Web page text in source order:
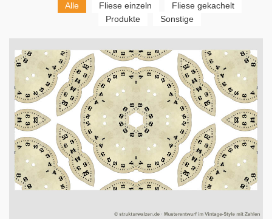
Alle Fliese einzeln
Fliese gekachelt
Produkte
Sonstige